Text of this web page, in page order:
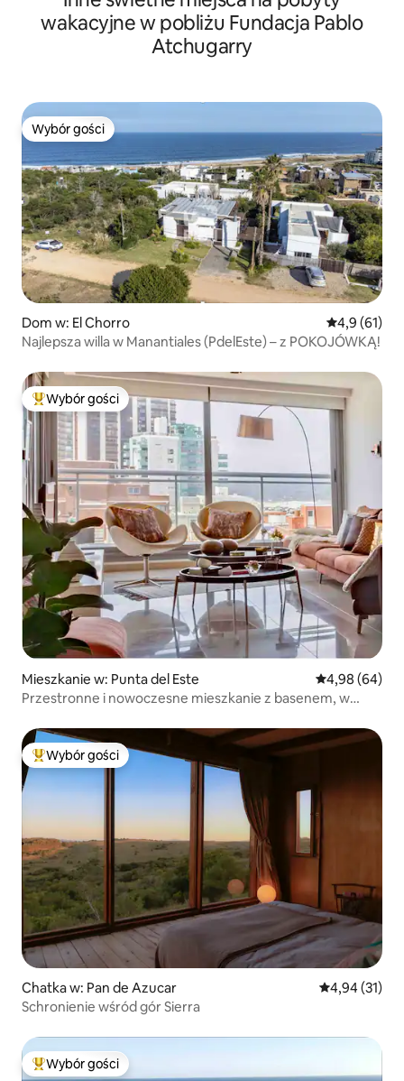
wakacyjne w pobliżu Fundacja Pablo
Atchugarry
Wybór gości
Wybór gości
Dom w: El Chorro Średnia
4,9 (61)
Najlepsza willa w Manantiales (PdelEste) – z POKOJÓWKĄ!
Najpopularniejsze z kategorii Wybór gości
Wybór gości
Mieszkanie w: Punta del Este Średnia
4,98 (64)
Przestronne i nowoczesne mieszkanie z basenem, w
Najpopularniejsze z kategorii Wybór gości
Wybór gości
Chatka w: Pan de Azucar Średnia
4,94 (31)
Schronienie wśród gór Sierra
Najpopularniejsze z kategorii Wybór gości
Wybór gości